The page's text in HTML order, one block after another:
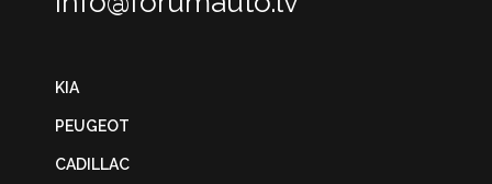
KIA
PEUGEOT
CADILLAC